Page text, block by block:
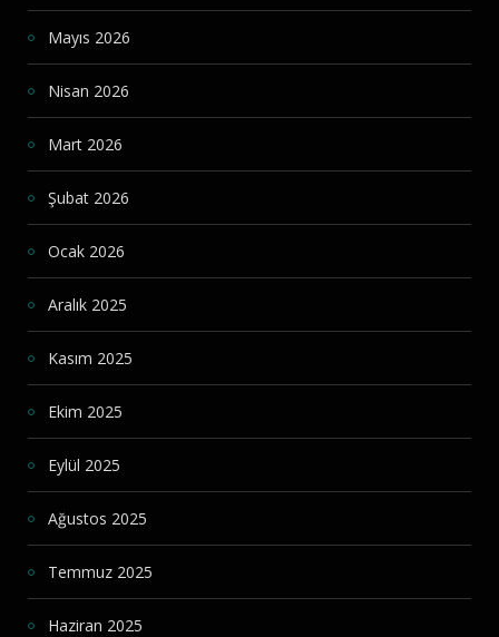
Mayıs 2026
Nisan 2026
Mart 2026
Şubat 2026
Ocak 2026
Aralık 2025
Kasım 2025
Ekim 2025
Eylül 2025
Ağustos 2025
Temmuz 2025
Haziran 2025